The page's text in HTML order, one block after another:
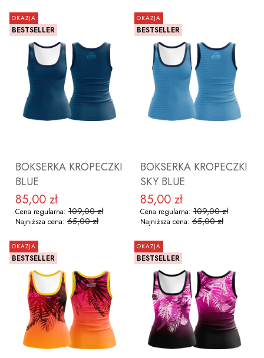
ZOBACZ PRODUKT ZOBACZ PRODUKT
OKAZJA
BESTSELLER
BOKSERKA KROPECZKI
BLUE
Cena promocyjna
85,00 zł
Cena regularna: 109,00 zł
Najniższa cena: 65,00 zł
ZOBACZ PRODUKT
OKAZJA
BESTSELLER
BOKSERKA KROPECZKI
SKY BLUE
Cena promocyjna
85,00 zł
Cena regularna: 109,00 zł
Najniższa cena: 65,00 zł
ZOBACZ PRODUKT
OKAZJA
BESTSELLER
OKAZJA
BESTSELLER